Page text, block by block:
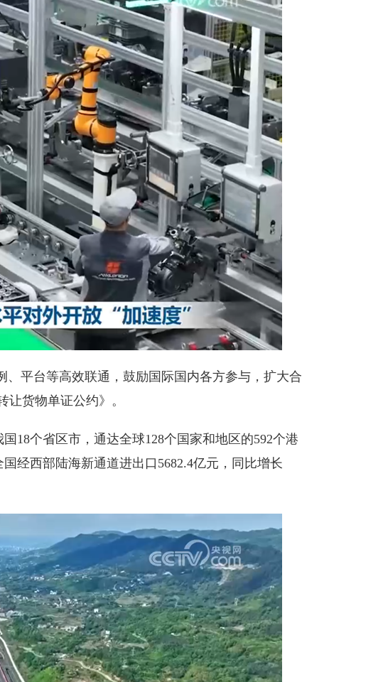
平台等高效联通，鼓励国际国内各方参与，扩大合
货物单证公约》。
个省区市，通达全球128个国家和地区的592个港
经西部陆海新通道进出口5682.4亿元，同比增长